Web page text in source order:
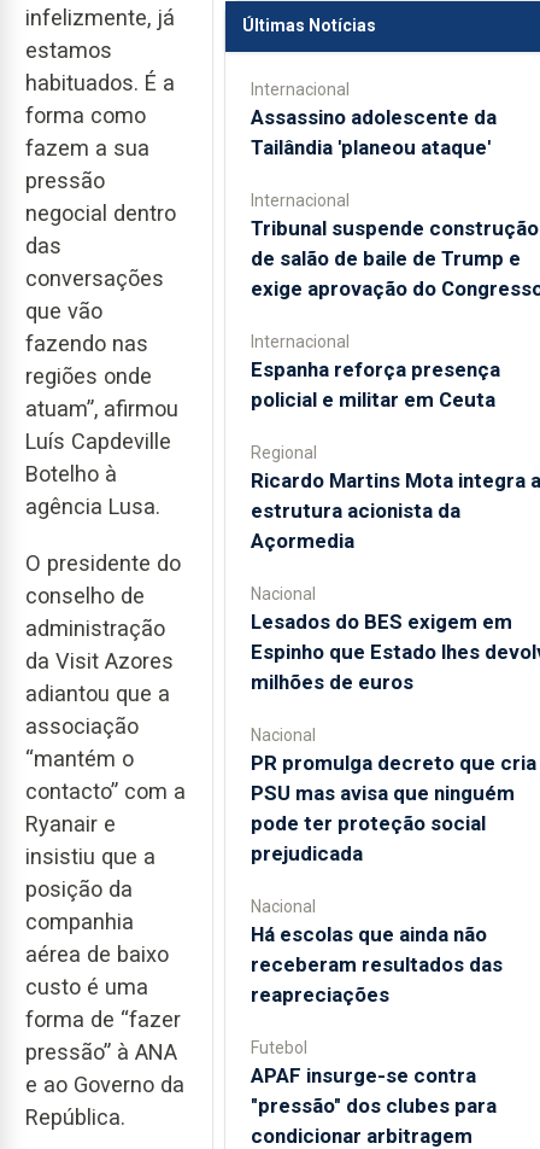
infelizmente, já
estamos
habituados. É a
forma como
fazem a sua
pressão
negocial dentro
das
conversações
que vão
fazendo nas
regiões onde
atuam”, afirmou
Luís Capdeville
Botelho à
agência Lusa.
O presidente do
conselho de
administração
da Visit Azores
adiantou que a
associação
“mantém o
contacto” com a
Ryanair e
insistiu que a
posição da
companhia
aérea de baixo
custo é uma
forma de “fazer
pressão” à ANA
e ao Governo da
República.
Últimas Notícias
Internacional
Assassino adolescente da
Tailândia 'planeou ataque'
Internacional
Tribunal suspende construção
de salão de baile de Trump e
exige aprovação do
Internacional
Espanha reforça presença
policial e militar em Ceuta
Regional
Ricardo Martins Mota integra a
estrutura acionista da
Açormedia
Nacional
Lesados do BES exigem em
Espinho que Estado lhes
milhões de euros
Nacional
PR promulga decreto que cria
PSU mas avisa que ninguém
pode ter proteção social
prejudicada
Nacional
Há escolas que ainda não
receberam resultados das
reapreciações
Futebol
APAF insurge-se contra
"pressão" dos clubes para
condicionar arbitragem